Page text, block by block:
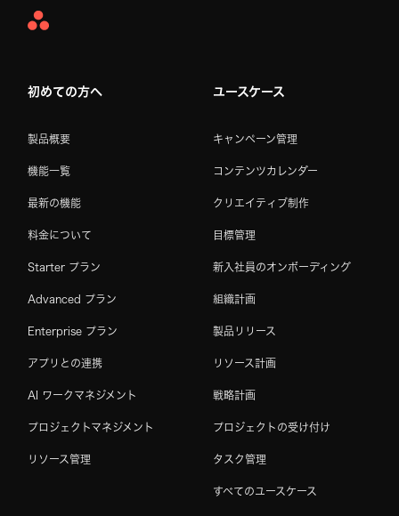
Asana
初めての方へ
製品概要
機能一覧
最新の機能
料金について
Starter プラン
Advanced プラン
Enterprise プラン
アプリとの連携
AI ワークマネジメント
プロジェクトマネジメント
リソース管理
ユースケース
キャンペーン管理
コンテンツカレンダー
クリエイティブ制作
目標管理
新入社員のオンボーディング
組織計画
製品リリース
リソース計画
戦略計画
プロジェクトの受け付け
タスク管理
すべてのユースケース